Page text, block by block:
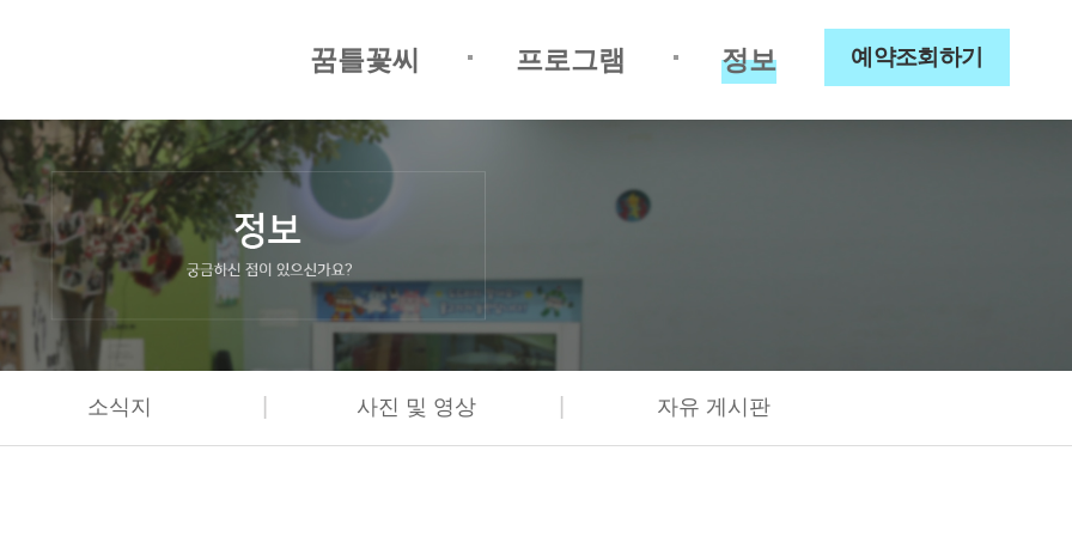
예약조회하기
정보
프로그램
꿈틀꽃씨
소식지 사진 및 영상 자유 게시판